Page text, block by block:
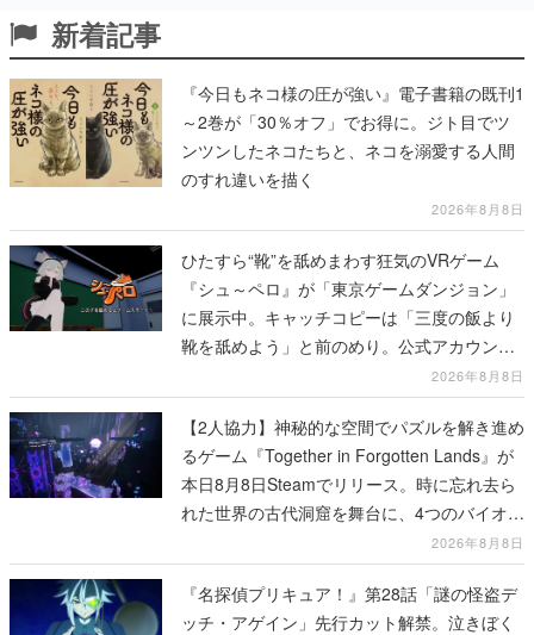
新着記事
『今日もネコ様の圧が強い』電子書籍の既刊1
～2巻が「30％オフ」でお得に。ジト目でツ
ンツンしたネコたちと、ネコを溺愛する人間
のすれ違いを描く
2026年8月8日
ひたすら“靴”を舐めまわす狂気のVRゲーム
『シュ～ペロ』が「東京ゲームダンジョン」
に展示中。キャッチコピーは「三度の飯より
靴を舐めよう」と前のめり。公式アカウント
も開設され、2026年リリースに向けて開発中
2026年8月8日
【2人協力】神秘的な空間でパズルを解き進め
るゲーム『Together in Forgotten Lands』が
本日8月8日Steamでリリース。時に忘れ去ら
れた世界の古代洞窟を舞台に、4つのバイオー
2026年8月8日
『名探偵プリキュア！』第28話「謎の怪盗デ
ッチ・アゲイン」先行カット解禁。泣きぼく